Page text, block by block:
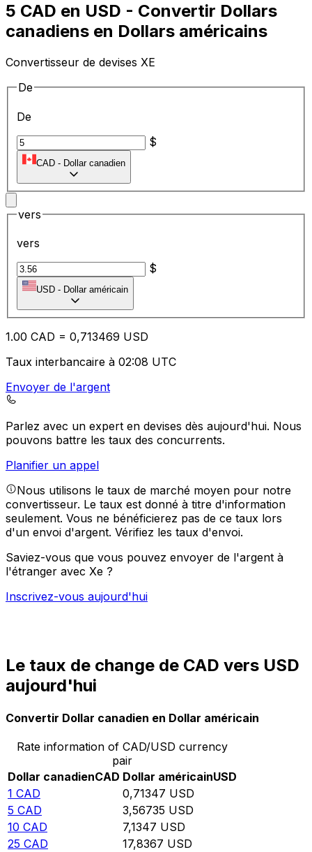
5 CAD en USD - Convertir Dollars
canadiens en Dollars américains
Convertisseur de devises XE
De
De
$
CAD - Dollar canadien
vers
vers
$
USD - Dollar américain
1.00 CAD = 0,713469 USD
Taux interbancaire à 02:08 UTC
Envoyer de l'argent
Parlez avec un expert en devises dès aujourd'hui. Nous
pouvons battre les taux des concurrents.
Planifier un appel
Nous utilisons le taux de marché moyen pour notre
convertisseur. Le taux est donné à titre d'information
seulement. Vous ne bénéficierez pas de ce taux lors
d'un envoi d'argent. Vérifiez les taux d'envoi.
Saviez-vous que vous pouvez envoyer de l'argent à
l'étranger avec Xe ?
Inscrivez-vous aujourd'hui
Le taux de change de CAD vers USD
aujourd'hui
Convertir Dollar canadien en Dollar américain
Rate information of CAD/USD currency
pair
Dollar canadienCAD Dollar américainUSD
1 CAD 0,71347 USD
5 CAD 3,56735 USD
10 CAD 7,1347 USD
25 CAD 17,8367 USD